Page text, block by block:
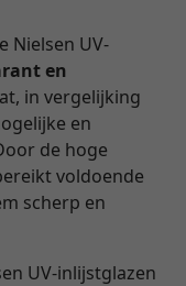
Nielsen UV-
en
in vergelijking
en
de hoge
voldoende
scherp en
UV-inlijstglazen